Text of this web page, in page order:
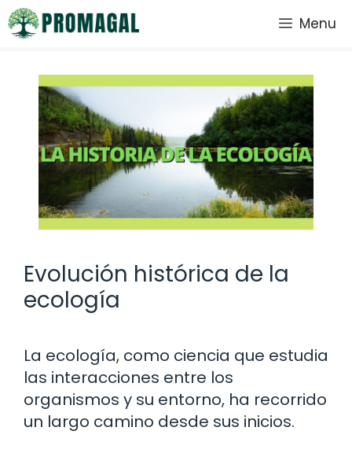
Saltar
al
Menu
Evolución histórica de la
ecología
La ecología, como ciencia que estudia
las interacciones entre los
organismos y su entorno, ha recorrido
un largo camino desde sus inicios.